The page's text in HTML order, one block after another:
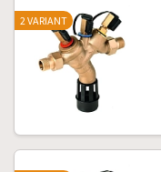
2 VARIANT